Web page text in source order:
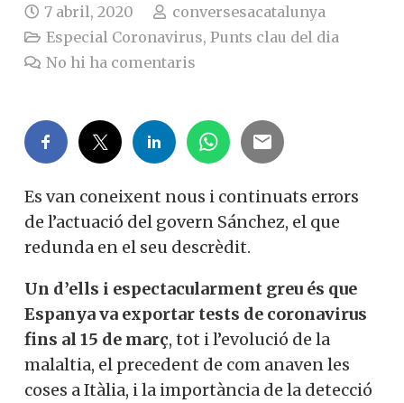
7 abril, 2020
conversesacatalunya
Especial Coronavirus,Punts clau del dia
No hi ha comentaris
Es van coneixent nous i continuats errors
de l’actuació del govern Sánchez, el que
redunda en el seu descrèdit.
Un d’ells i espectacularment greu és que
Espanya va exportar tests de coronavirus
fins al 15 de març, tot i l’evolució de la
malaltia, el precedent de com anaven les
coses a Itàlia, i la importància de la detecció